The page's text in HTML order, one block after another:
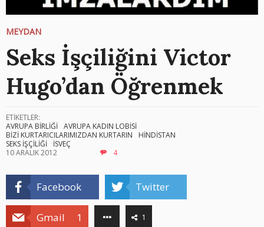
MEYDAN
Seks İşçiliğini Victor
Hugo’dan Öğrenmek
ETİKETLER:
AVRUPA BİRLİĞİ AVRUPA KADIN LOBİSİ
BİZİ KURTARICILARIMIZDAN KURTARIN
HİNDİSTAN
SEKS İŞÇİLİĞİ
İSVEÇ
10 ARALIK 2012
4
Facebook Twitter
Gmail 1 1